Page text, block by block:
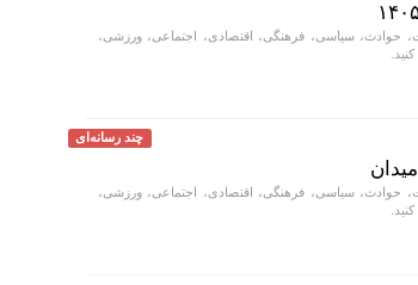
حوادث، سیاسی، فرهنگی، اقتصادی، اجتماعی، ورزشی،
چند رسانه‌ای
حوادث، سیاسی، فرهنگی، اقتصادی، اجتماعی، ورزشی،